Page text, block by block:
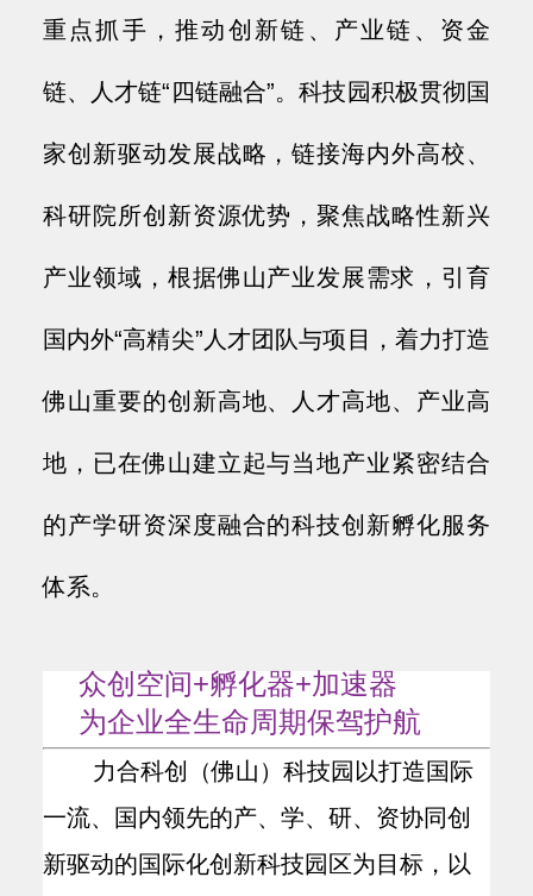
重点抓手，推动创新链、产业链、资金
链、人才链“四链融合”。科技园积极贯彻国
家创新驱动发展战略，链接海内外高校、
科研院所创新资源优势，聚焦战略性新兴
产业领域，根据佛山产业发展需求，引育
国内外“高精尖”人才团队与项目，着力打造
佛山重要的创新高地、人才高地、产业高
地，已在佛山建立起与当地产业紧密结合
的产学研资深度融合的科技创新孵化服务
体系。
众创空间+孵化器+加速器
为企业全生命周期保驾护航
力合科创（佛山）科技园以打造国际
一流、国内领先的产、学、研、资协同创
新驱动的国际化创新科技园区为目标，以